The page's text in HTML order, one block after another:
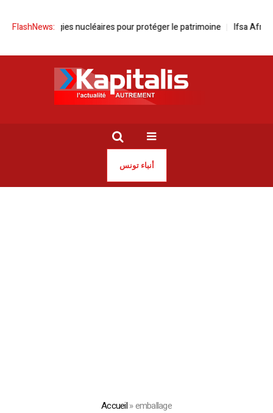
FlashNews:nucléaires pour protéger le patrimoine Ifsa Africa |
أنباء تونس
Accueil»emballage